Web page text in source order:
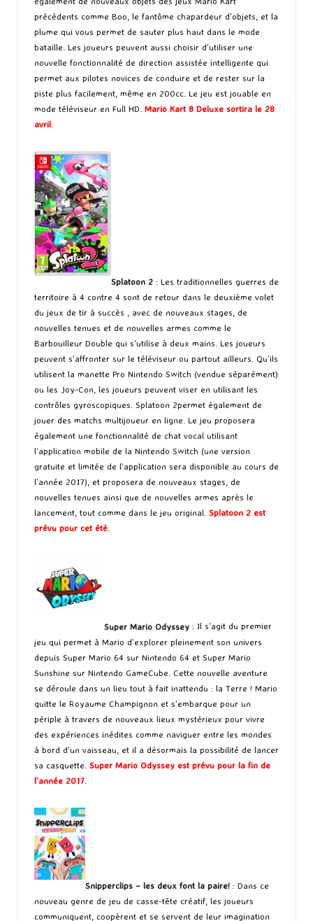
précédents comme Boo, le fantôme chapardeur d’objets, et la
plume qui vous permet de sauter plus haut dans le mode
bataille. Les joueurs peuvent aussi choisir d’utiliser une
nouvelle fonctionnalité de direction assistée intelligente qui
permet aux pilotes novices de conduire et de rester sur la
piste plus facilement, même en 200cc. Le jeu est jouable en
mode téléviseur en Full HD. Mario Kart 8 Deluxe sortira le 28
avril
Splatoon 2 : Les traditionnelles guerres de
territoire à 4 contre 4 sont de retour dans le deuxième volet
du jeux de tir à succès , avec de nouveaux stages, de
nouvelles tenues et de nouvelles armes comme le
Barbouilleur Double qui s’utilise à deux mains. Les joueurs
peuvent s’affronter sur le téléviseur ou partout ailleurs. Qu’ils
utilisent la manette Pro Nintendo Switch (vendue séparément)
ou les Joy-Con, les joueurs peuvent viser en utilisant les
contrôles gyroscopiques. Splatoon 2permet également de
jouer des matchs multijoueur en ligne. Le jeu proposera
également une fonctionnalité de chat vocal utilisant
l’application mobile de la Nintendo Switch (une version
gratuite et limitée de l’application sera disponible au cours de
l’année 2017), et proposera de nouveaux stages, de
nouvelles tenues ainsi que de nouvelles armes après le
lancement, tout comme dans le jeu original. Splatoon 2 est
prévu pour cet été.
Super Mario Odyssey : Il s’agit du premier
jeu qui permet à Mario d’explorer pleinement son univers
depuis Super Mario 64 sur Nintendo 64 et Super Mario
Sunshine sur Nintendo GameCube. Cette nouvelle aventure
se déroule dans un lieu tout à fait inattendu : la Terre ! Mario
quitte le Royaume Champignon et s’embarque pour un
périple à travers de nouveaux lieux mystérieux pour vivre
des expériences inédites comme naviguer entre les mondes
à bord d’un vaisseau, et il a désormais la possibilité de lancer
sa casquette. Super Mario Odyssey est prévu pour la fin de
l’année 2017
Snipperclips – les deux font la paire! : Dans ce
nouveau genre de jeu de casse-tête créatif, les joueurs
communiquent, coopèrent et se servent de leur imagination